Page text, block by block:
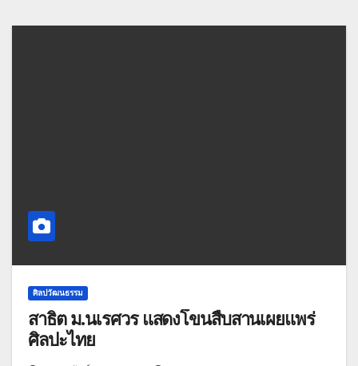
ศิลปวัฒนธรรม
สาธิต ม.นเรศวร แสดงโขนสืบสานเผยแพร่
ศิลปะไทย